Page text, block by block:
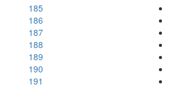
185
186
187
188
189
190
191